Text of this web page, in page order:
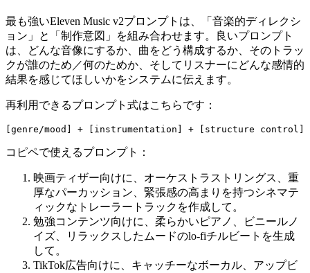
最も強いEleven Music v2プロンプトは、「音楽的ディレクシ
ョン」と「制作意図」を組み合わせます。良いプロンプト
は、どんな音像にするか、曲をどう構成するか、そのトラッ
クが誰のため／何のためか、そしてリスナーにどんな感情的
結果を感じてほしいかをシステムに伝えます。
再利用できるプロンプト式はこちらです：
コピペで使えるプロンプト：
映画ティザー向けに、オーケストラストリングス、重
厚なパーカッション、緊張感の高まりを持つシネマテ
ィックなトレーラートラックを作成して。
勉強コンテンツ向けに、柔らかいピアノ、ビニールノ
イズ、リラックスしたムードのlo-fiチルビートを生成
して。
TikTok広告向けに、キャッチーなボーカル、アップビ